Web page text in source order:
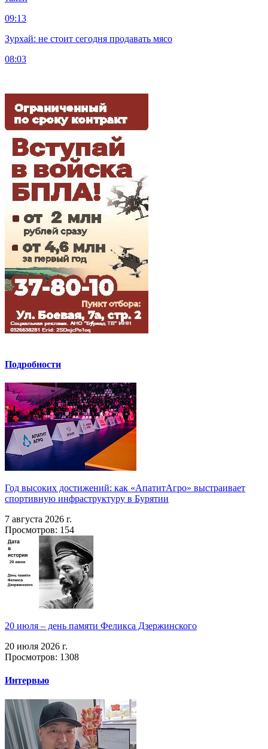
09:13
Зурхай: не стоит сегодня продавать мясо
08:03
Подробности
Год высоких достижений: как «АпатитАгро» выстраивает
спортивную инфраструктуру в Бурятии
7 августа 2026 г.
Просмотров: 154
20 июля – день памяти Феликса Дзержинского
20 июля 2026 г.
Просмотров: 1308
Интервью